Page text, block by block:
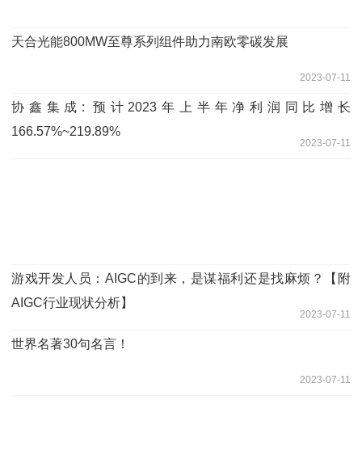
天合光能800MW至尊系列组件助力南欧零碳发展
2023-07-11
协鑫集成: 预计2023年上半年净利润同比增长
166.57%~219.89%
2023-07-11
游戏开发人员：AIGC的到来，是谋福利还是找麻烦？【附
AIGC行业现状分析】
2023-07-11
世界名著30句名言！
2023-07-11